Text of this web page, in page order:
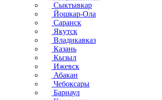
Сыктывкар
Йошкар-Ола
Саранск
Якутск
Владикавказ
Казань
Кызыл
Ижевск
Абакан
Чебоксары
Барнаул